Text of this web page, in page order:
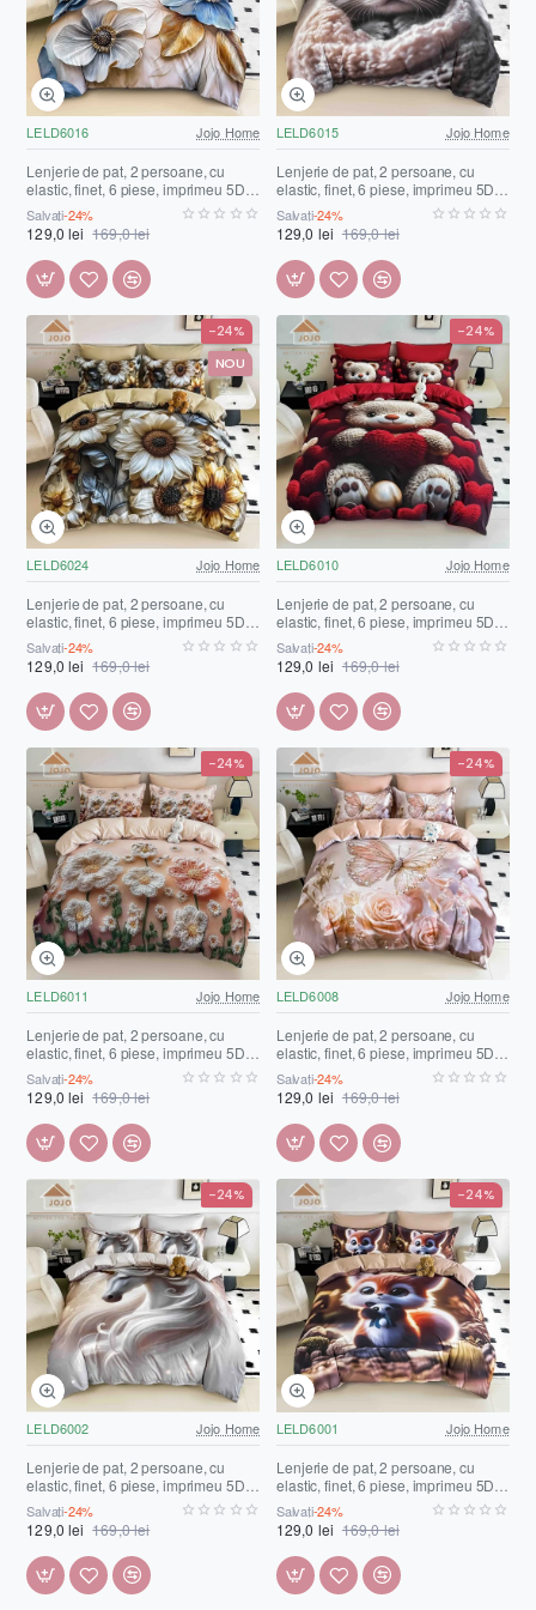
LELD6016 Jojo Home
Lenjerie de pat, 2 persoane, cu
elastic, finet, 6 piese, imprimeu 5D,
crem și albastru, cu flori, LELD6016
Salvați-24%
129,0 lei 169,0 lei
LELD6015 Jojo Home
Lenjerie de pat, 2 persoane, cu
elastic, finet, 6 piese, imprimeu 5D,
crem și gri, cu pui de pisică,
LELD6015
Salvați-24%
129,0 lei 169,0 lei
NOU
-24%
LELD6024 Jojo Home
Lenjerie de pat, 2 persoane, cu
elastic, finet, 6 piese, imprimeu 5D,
crem și maro, cu flori, LELD6024
Salvați-24%
129,0 lei 169,0 lei
-24%
LELD6010 Jojo Home
Lenjerie de pat, 2 persoane, cu
elastic, finet, 6 piese, imprimeu 5D,
crem și roșu închis, cu ursuleți și
inimioare, LELD6010
Salvați-24%
129,0 lei 169,0 lei
-24%
LELD6011 Jojo Home
Lenjerie de pat, 2 persoane, cu
elastic, finet, 6 piese, imprimeu 5D,
crem, cu flori, LELD6011
Salvați-24%
129,0 lei 169,0 lei
-24%
LELD6008 Jojo Home
Lenjerie de pat, 2 persoane, cu
elastic, finet, 6 piese, imprimeu 5D,
crem, cu fluturi și trandafiri,
LELD6008
Salvați-24%
129,0 lei 169,0 lei
-24%
LELD6002 Jojo Home
Lenjerie de pat, 2 persoane, cu
elastic, finet, 6 piese, imprimeu 5D,
cu unicorn, LELD6002
Salvați-24%
129,0 lei 169,0 lei
-24%
LELD6001 Jojo Home
Lenjerie de pat, 2 persoane, cu
elastic, finet, 6 piese, imprimeu 5D,
cu vulpița, LELD6001
Salvați-24%
129,0 lei 169,0 lei